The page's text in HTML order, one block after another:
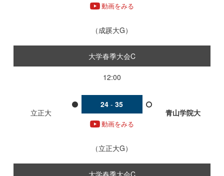
動画をみる
成蹊大G
大学春季大会C
12:00
立正大
24 - 35
動画をみる
青山学院大
立正大G
大学春季大会C